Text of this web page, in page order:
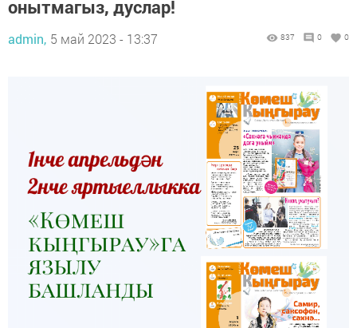
онытмагыз, дуслар!
admin, 5 май 2023 - 13:37 837 0 0